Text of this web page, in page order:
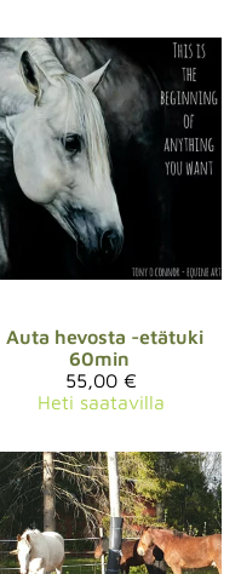
Auta hevosta -etätuki
60min
55,00 €
Heti saatavilla